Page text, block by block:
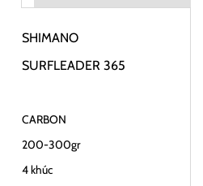
SHIMANO
SURFLEADER 365
CARBON
200-300gr
4 khúc